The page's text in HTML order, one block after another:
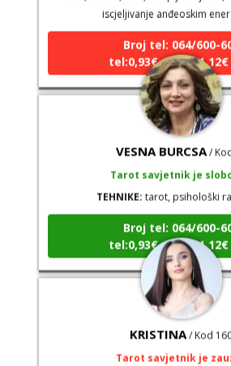
iscjeljivanje anđeoskim
Broj tel: 064/600-
tel:0,93€ -
VESNA BURCSA /
Tarot savjetnik je
TEHNIKE: tarot, psihološki
Broj tel: 064/600-
tel:0,93€ -
KRISTINA / Kod
Tarot savjetnik je